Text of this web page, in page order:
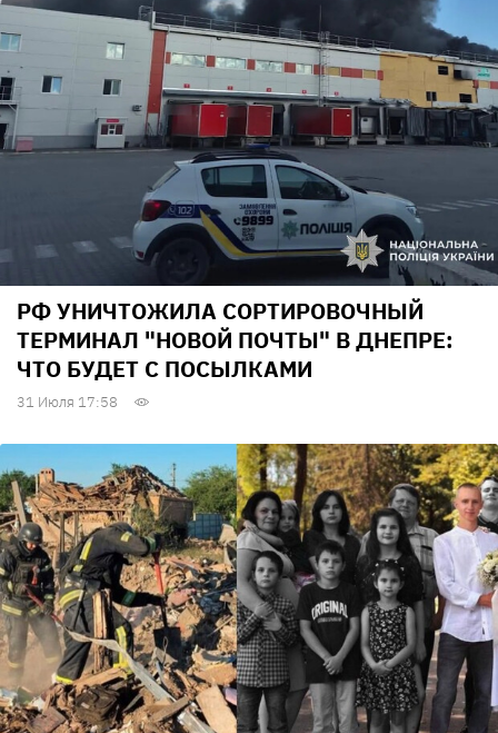
РФ УНИЧТОЖИЛА СОРТИРОВОЧНЫЙ
ТЕРМИНАЛ "НОВОЙ ПОЧТЫ" В ДНЕПРЕ:
ЧТО БУДЕТ С ПОСЫЛКАМИ
31 Июля 17:58